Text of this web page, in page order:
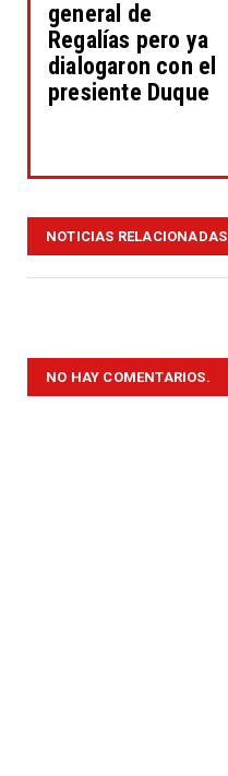
general de
Regalías pero ya
dialogaron con el
presiente Duque
NOTICIAS RELACIONADAS
NO HAY COMENTARIOS.